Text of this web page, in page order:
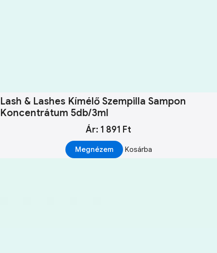
Lash & Lashes Kímélő Szempilla Sampon
Koncentrátum 5db/3ml
Ár: 1 891 Ft
Megnézem Kosárba